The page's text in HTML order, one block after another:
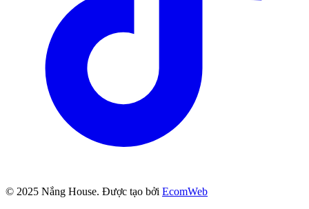
© 2025 Nắng House. Được tạo bởi EcomWeb